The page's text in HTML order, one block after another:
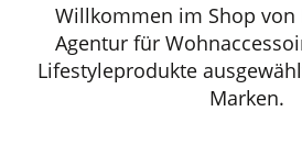
Willkommen im Shop von
Agentur für
Lifestyleprodukte
Marken.